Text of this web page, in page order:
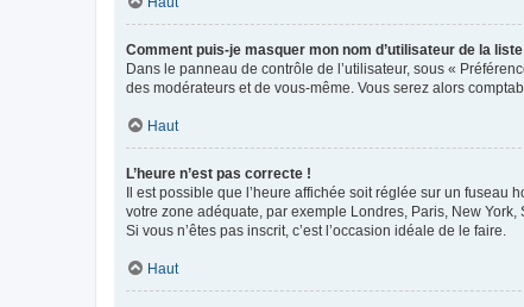
Comment puis-je masquer mon nom d’utilisateur de la
Dans le panneau de contrôle de l’utilisateur, sous «
des modérateurs et de vous-même. Vous serez alors
Haut
L’heure n’est pas correcte !
Il est possible que l’heure affichée soit réglée sur un
votre zone adéquate, par exemple Londres, Paris, New
Si vous n’êtes pas inscrit, c’est l’occasion idéale de le faire.
Haut